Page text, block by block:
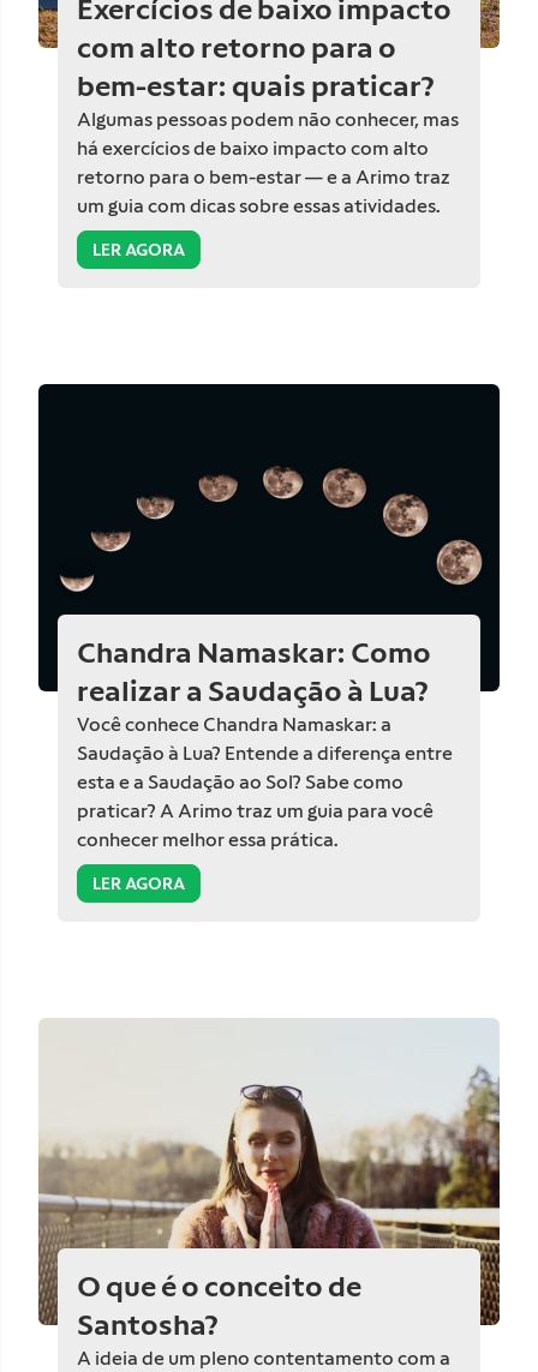
Exercícios de baixo impacto
com alto retorno para o
bem-estar: quais praticar?
Algumas pessoas podem não conhecer, mas
há exercícios de baixo impacto com alto
retorno para o bem-estar — e a Arimo traz
um guia com dicas sobre essas atividades.
LER AGORA
Chandra Namaskar: Como
realizar a Saudação à Lua?
Você conhece Chandra Namaskar: a
Saudação à Lua? Entende a diferença entre
esta e a Saudação ao Sol? Sabe como
praticar? A Arimo traz um guia para você
conhecer melhor essa prática.
LER AGORA
O que é o conceito de
Santosha?
A ideia de um pleno contentamento com a